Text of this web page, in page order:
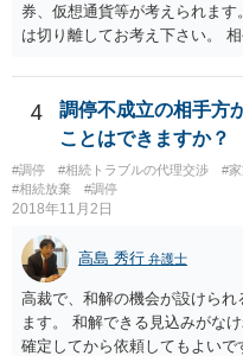
券、仮想通貨等が考えられま
は切り離してお考え下さい。
意に開示を求め、応じなけれ
行等に照会をかけることにな
でいなければ市役所ないし区
かる戸籍一式を揃えてもちこ
分かると思います。遺産分割
てしまっている場合は、住所な
すが、現代では、各々が自由に
はお示しできません。ただし、
報酬基準を踏まえて価格設定
ので、それが一応の目安となる
4
調停不成立の相手方
ことはできますか？
#調停 #相続トラブルの代理交渉 #
#相続放棄
#調停
2018年11月2日
高島 秀行 弁護士
高裁で、和解の機会が設けら
ます。 和解できる見込みがな
確定してから依頼してもよい